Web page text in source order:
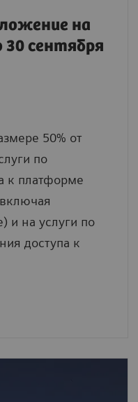
на
30 сентября
50% от
по
к платформе
и на услуги по
доступа к